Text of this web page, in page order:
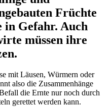
Früchte
in Gefahr. Auch
müssen ihre
mit Läusen, Würmern oder
also die Zusammenhänge
die Ernte nur noch durch
gerettet werden kann.